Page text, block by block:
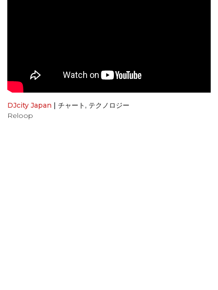
DJcity Japan チャート, テクノロジー
Reloop